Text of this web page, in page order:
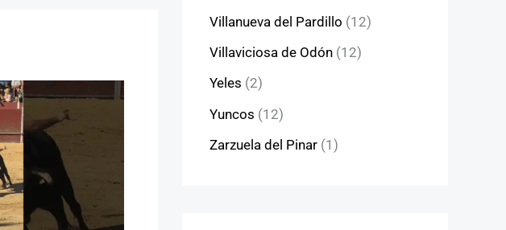
Villanueva del Pardillo (12)
Villaviciosa de Odón (12)
Yeles (2)
Yuncos (12)
Zarzuela del Pinar (1)